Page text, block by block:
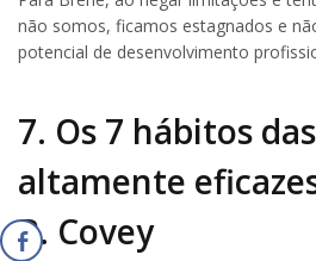
não somos, ficamos estagnados e
potencial de desenvolvimento
7. Os 7 hábitos
altamente
R. Covey